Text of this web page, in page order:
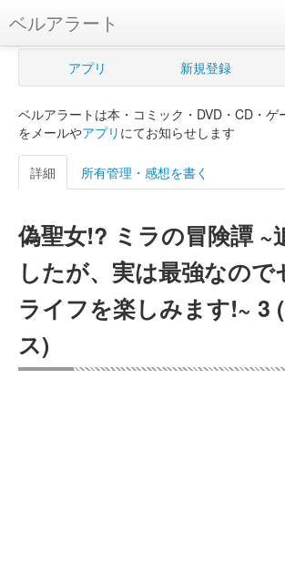
ベルアラート
ベルアラートとは
新規登録
ログイン
購入管理
Myシェルフ
プレミアム
アプリ 新規登録
ベルアラートは本・コミック・DVD・CD・ゲ
をメールやアプリ にてお知らせします
詳細 所有管理・感想を書く
偽聖女!? ミラの冒険譚 ~
したが、実は最強なので
ライフを楽しみます!~ 3
ス)